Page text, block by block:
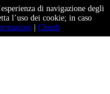
Proiezioni Elettorali
di navigazione degli
l’uso dei cookie; in caso
Chiudi